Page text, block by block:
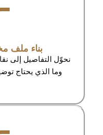
بناء ملف
نحوّل التفاصيل إلى
وما الذي يحتاج